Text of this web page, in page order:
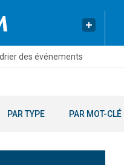
des événements
PAR TYPE PAR MOT-CLÉ